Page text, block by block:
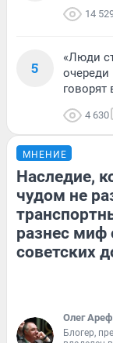
14
5
«Люди
говорят
4 630
МНЕНИЕ
Наследие,
чудом не
разнес миф
советских
Олег
Блогер,